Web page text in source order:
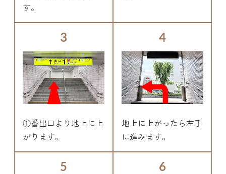
す。
3
①番出口より地上に上
がります。
4
地上に上がったら左手
に進みます。
5 6